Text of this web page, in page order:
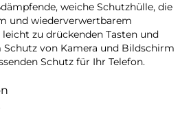
weiche Schutzhülle, die
und wiederverwertbarem
zu drückenden Tasten und
von Kamera und Bildschirm
Schutz für Ihr Telefon.